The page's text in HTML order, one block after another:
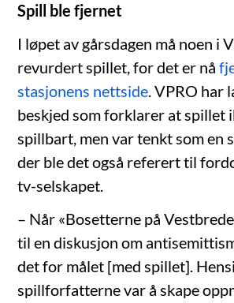
Spill ble fjernet
I løpet av gårsdagen må noen i
revurdert spillet, for det er nå
stasjonens nettside. VPRO har
beskjed som forklarer at spillet
spillbart, men var tenkt som en
der ble det også referert til
tv-selskapet.
– Når «Bosetterne på
til en diskusjon om
det for målet [med spillet].
spillforfatterne var å skape